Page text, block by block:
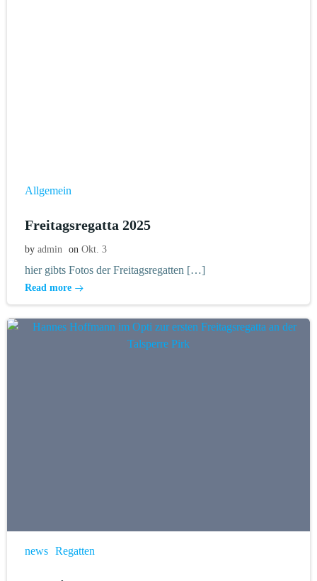
Allgemein
Freitagsregatta 2025
by admin on Okt. 3
hier gibts Fotos der Freitagsregatten […]
Read more
news Regatten